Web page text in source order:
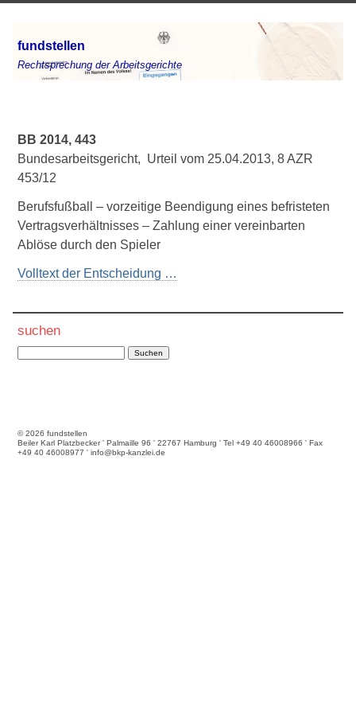
fundstellen
Rechtsprechung der Arbeitsgerichte
BB 2014, 443
Bundesarbeitsgericht, Urteil vom 25.04.2013, 8 AZR
453/12
Berufsfußball – vorzeitige Beendigung eines befristeten
Vertragsverhältnisses – Zahlung einer vereinbarten
Ablöse durch den Spieler
Volltext der Entscheidung …
suchen
© 2026 fundstellen
Beiler Karl Platzbecker ' Palmaille 96 ' 22767 Hamburg ' Tel +49 40 46008966 ' Fax
+49 40 46008977 ' info@bkp-kanzlei.de